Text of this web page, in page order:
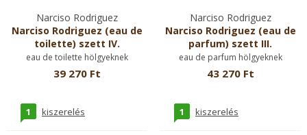
Narciso Rodriguez
Narciso Rodriguez (eau de
toilette) szett IV.
eau de toilette hölgyeknek
39 270 Ft
1 kiszerelés
Narciso Rodriguez
Narciso Rodriguez (eau de
parfum) szett III.
eau de parfum hölgyeknek
43 270 Ft
1 kiszerelés